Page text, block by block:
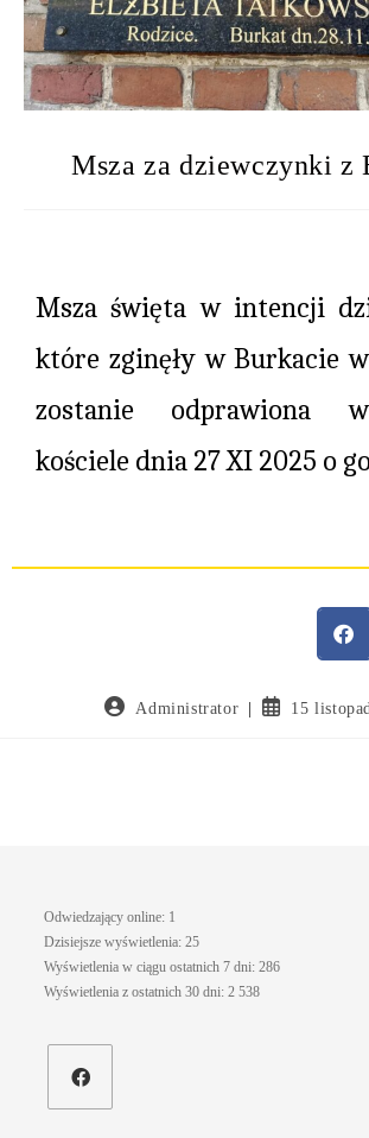
Msza za dziewczynki z
Msza święta w intencji
które zginęły w Burkacie
zostanie odprawiona
kościele dnia 27 XI 2025 o
Administrator 15
Odwiedzający online: 1
Dzisiejsze wyświetlenia:25
Wyświetlenia w ciągu ostatnich 7 dni:286
Wyświetlenia z ostatnich 30 dni:2 538